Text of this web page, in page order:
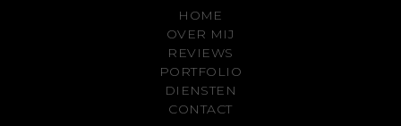
HOME
OVER MIJ
REVIEWS
PORTFOLIO
DIENSTEN
CONTACT